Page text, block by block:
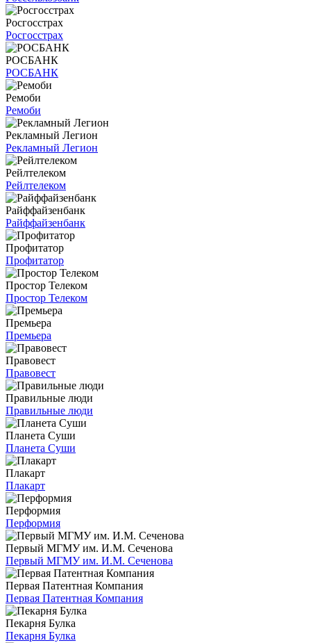
Росгосстрах
Росгосстрах
РОСБАНК
РОСБАНК
Ремоби
Ремоби
Рекламный Легион
Рекламный Легион
Рейлтелеком
Рейлтелеком
Райффайзенбанк
Райффайзенбанк
Профитатор
Профитатор
Простор Телеком
Простор Телеком
Премьера
Премьера
Правовест
Правовест
Правильные люди
Правильные люди
Планета Суши
Планета Суши
Плакарт
Плакарт
Перформия
Перформия
Первый МГМУ им. И.М. Сеченова
Первый МГМУ им. И.М. Сеченова
Первая Патентная Компания
Первая Патентная Компания
Пекарня Булка
Пекарня Булка